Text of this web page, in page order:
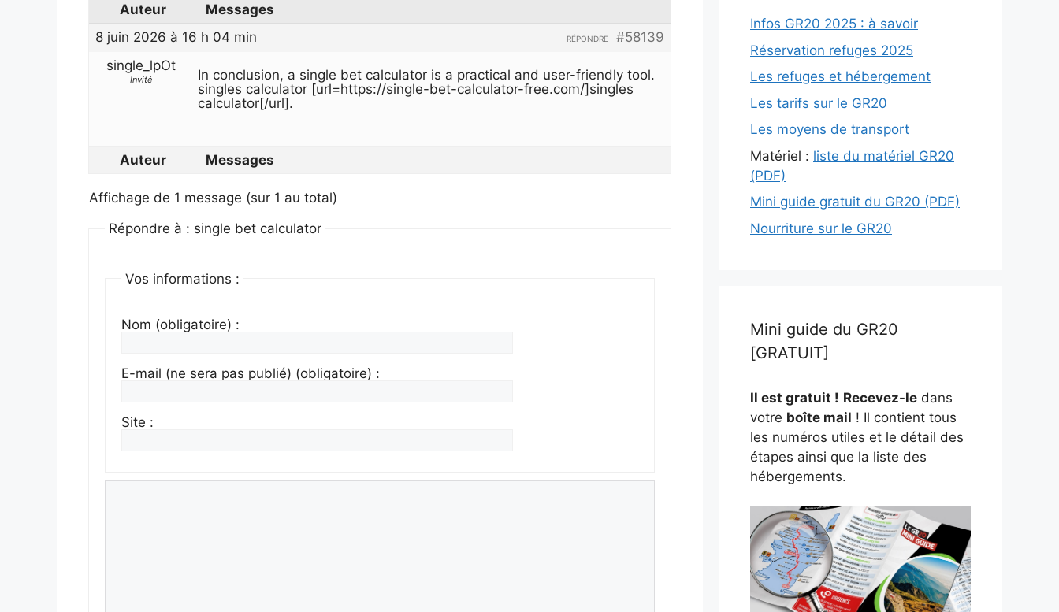
Auteur
Messages
8 juin 2026 à 16 h 04 min
#58139
RÉPONDRE
single_lpOt
Invité
In conclusion, a single bet calculator is a practical and user-friendly tool.
singles calculator [url=https://single-bet-calculator-free.com/]singles
calculator[/url].
Auteur Messages
Affichage de 1 message (sur 1 au total)
Répondre à : single bet calculator
Vos informations :
Nom (obligatoire) :
E-mail (ne sera pas publié) (obligatoire) :
Site :
Infos GR20 2025 : à savoir
Réservation refuges 2025
Les refuges et hébergement
Les tarifs sur le GR20
Les moyens de transport
Matériel : liste du matériel GR20
(PDF)
Mini guide gratuit du GR20 (PDF)
Nourriture sur le GR20
Mini guide du GR20
[GRATUIT]
Il est gratuit ! Recevez-le dans
votre boîte mail ! Il contient tous
les numéros utiles et le détail des
étapes ainsi que la liste des
hébergements.